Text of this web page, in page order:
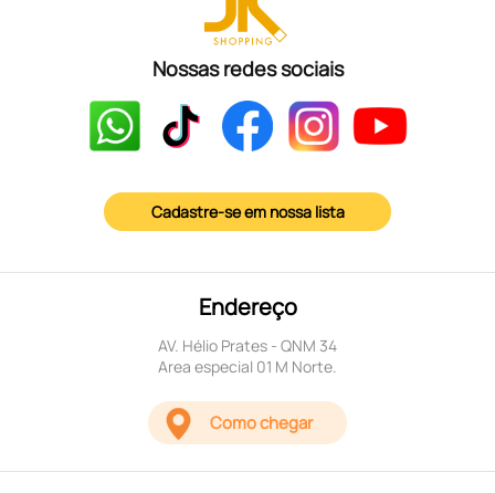
Nossas redes sociais
Cadastre-se em nossa lista
Endereço
AV. Hélio Prates - QNM 34
Area especial 01 M Norte.
Como chegar